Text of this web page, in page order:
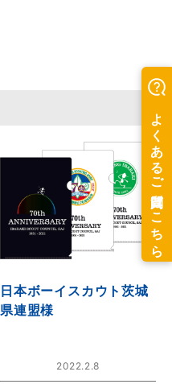
日本ボーイスカウト茨城
県連盟様
2022.2.8